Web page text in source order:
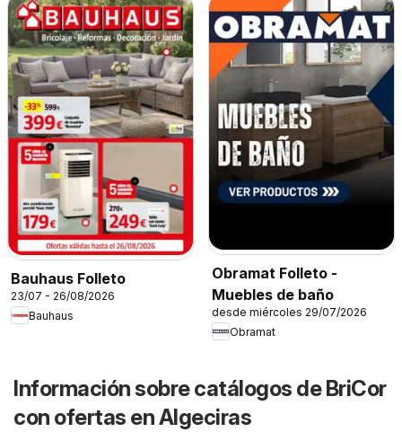
Bauhaus Folleto
23/07 - 26/08/2026
Bauhaus
Obramat Folleto -
Muebles de baño
desde miércoles 29/07/2026
Obramat
Información sobre catálogos de BriCor
con ofertas en Algeciras